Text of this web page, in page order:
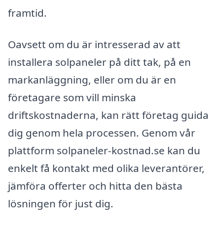
framtid.
Oavsett om du är intresserad av att
installera solpaneler på ditt tak, på en
markanläggning, eller om du är en
företagare som vill minska
driftskostnaderna, kan rätt företag guida
dig genom hela processen. Genom vår
plattform solpaneler-kostnad.se kan du
enkelt få kontakt med olika leverantörer,
jämföra offerter och hitta den bästa
lösningen för just dig.